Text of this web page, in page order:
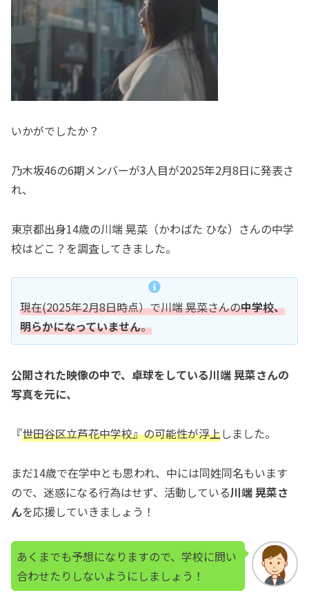
いかがでしたか？
乃木坂46の6期メンバーが3人目が2025年2月8日に発表さ
れ、
東京都出身14歳の川端 晃菜（かわばた ひな）さんの中学
校はどこ？を調査してきました。
現在(2025年2月8日時点）で川端 晃菜さんの中学校、
明らかになっていません。
公開された映像の中で、卓球をしている川端 晃菜さんの
写真を元に、
『世田谷区立芦花中学校』の可能性が浮上しました。
まだ14歳で在学中とも思われ、中には同姓同名もいます
ので、迷惑になる行為はせず、活動している川端 晃菜さ
んを応援していきましょう！
あくまでも予想になりますので、学校に問い
合わせたりしないようにしましょう！